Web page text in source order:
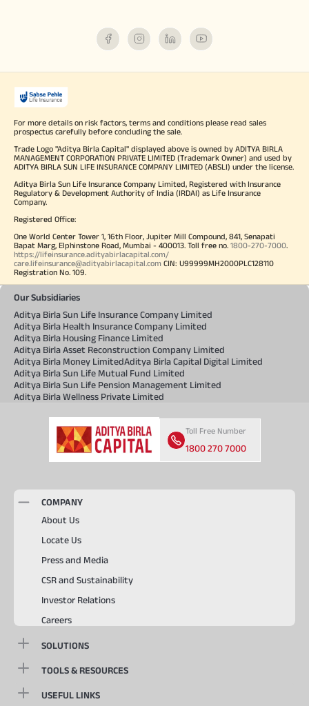
For more details on risk factors, terms and conditions please read sales
prospectus carefully before concluding the sale.
Trade Logo "Aditya Birla Capital" displayed above is owned by ADITYA BIRLA
MANAGEMENT CORPORATION PRIVATE LIMITED (Trademark Owner) and used by
ADITYA BIRLA SUN LIFE INSURANCE COMPANY LIMITED (ABSLI) under the license.
Aditya Birla Sun Life Insurance Company Limited, Registered with Insurance
Regulatory & Development Authority of India (IRDAI) as Life Insurance
Company.
Registered Office:
One World Center Tower 1, 16th Floor, Jupiter Mill Compound, 841, Senapati
Bapat Marg, Elphinstone Road, Mumbai - 400013. Toll free no. 1800-270-7000.
https://lifeinsurance.adityabirlacapital.com/
care.lifeinsurance@adityabirlacapital.com CIN: U99999MH2000PLC128110
Registration No. 109.
Our Subsidiaries
Aditya Birla Sun Life Insurance Company Limited
Aditya Birla Health Insurance Company Limited
Aditya Birla Housing Finance Limited
Aditya Birla Asset Reconstruction Company Limited
Aditya Birla Money LimitedAditya Birla Capital Digital Limited
Aditya Birla Sun Life Mutual Fund Limited
Aditya Birla Sun Life Pension Management Limited
Aditya Birla Wellness Private Limited
Toll Free Number
1800 270 7000
COMPANY
About Us
Locate Us
Press and Media
CSR and Sustainability
Investor Relations
Careers
SOLUTIONS
TOOLS & RESOURCES
USEFUL LINKS